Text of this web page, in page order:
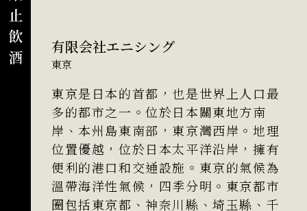
有限会社エニシング
東京
東京是日本的首都，也是世界上人口最
多的都市之一。位於日本關東地方南
岸、本州島東南部，東京灣西岸。地理
位置優越，位於日本太平洋沿岸，擁有
便利的港口和交通設施。東京的氣候為
溫帶海洋性氣候，四季分明。東京都市
圈包括東京都、神奈川縣、埼玉縣、千